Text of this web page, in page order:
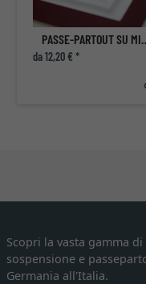
PASSE-
da 12,20 € *
Scopri la vasta gamma
sospensione e
Germania all'Italia.